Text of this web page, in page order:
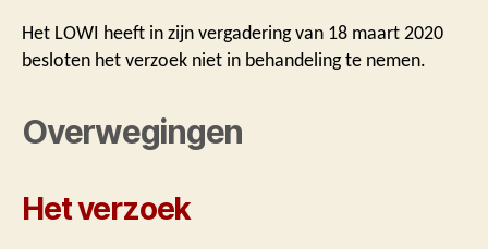
Het LOWI heeft in zijn vergadering van 18 maart 2020
besloten het verzoek niet in behandeling te nemen.
Overwegingen
Het verzoek